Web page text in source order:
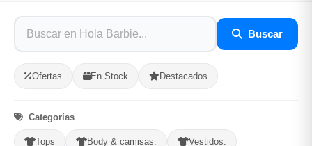
Buscar
Ofertas En Stock Destacados
Categorías
Tops Body & camisas. Vestidos.
$14.00
Listo para Entregar